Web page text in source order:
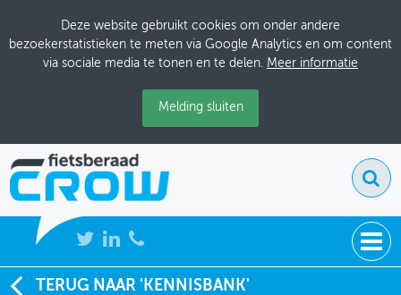
Deze website gebruikt cookies om onder andere
bezoekerstatistieken te meten via Google Analytics en om content
via sociale media te tonen en te delen. Meer informatie
Melding sluiten
NIEUWS
TERUG NAAR 'KENNISBANK'